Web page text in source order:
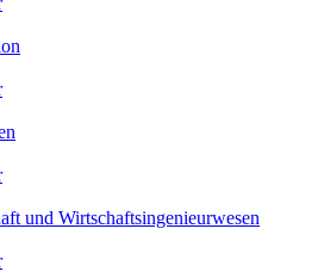
und Wirtschaftsingenieurwesen